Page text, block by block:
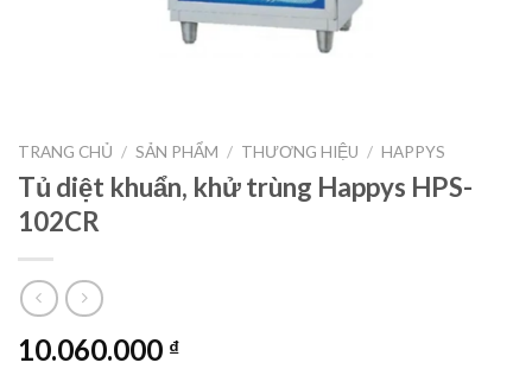
TRANG CHỦ / SẢN PHẨM / THƯƠNG HIỆU / HAPPYS
Tủ diệt khuẩn, khử trùng Happys HPS-
102CR
10.060.000 ₫